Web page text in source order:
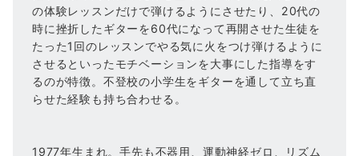
の体験レッスンだけで弾けるようにさせたり、20代の
時に挫折したギターを60代になって再開させた生徒を
たった1回のレッスンでやる気に火をつけ弾けるように
させるといったモチベーションを大事にした指導をす
るのが特徴。不登校の小学生をギターを通して立ち直
らせた経験も持ち合わせる。
1977年生まれ。手先も不器用、運動神経ゼロ、リズム